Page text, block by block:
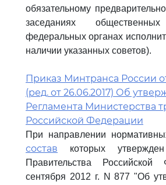
обязательному
заседаниях
федеральных органах
наличии указанных советов).
Приказ Минтранса России
(ред. от 26.06.2017) Об
Регламента Министерства
Российской Федерации
При направлении
состав которых утвержден
Правительства
сентября 2012 г. N 877 "Об